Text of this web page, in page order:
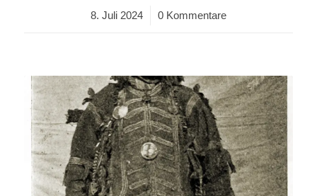
8. Juli 2024
/ 0 Kommentare